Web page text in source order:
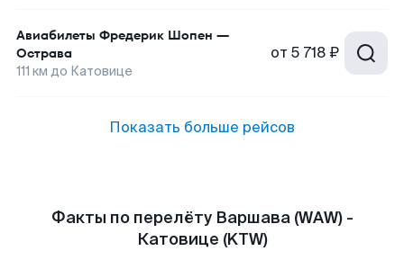
Авиабилеты Фредерик Шопен —
Острава
111 км до Катовице
от 5 718 ₽
Показать больше рейсов
Факты по перелёту Варшава (WAW) -
Катовице (KTW)